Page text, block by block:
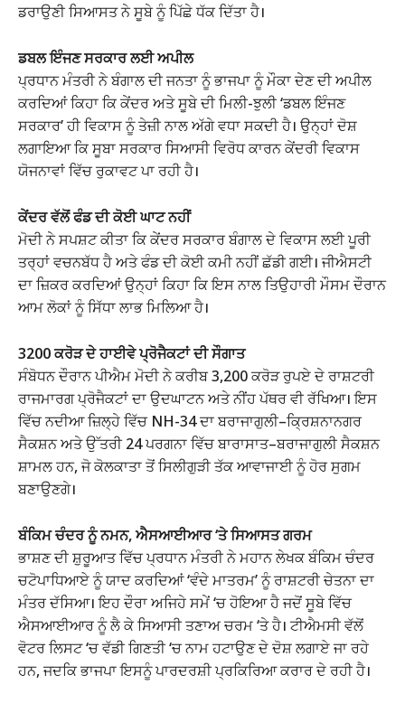
ਡਰਾਉਣੀ ਸਿਆਸਤ ਨੇ ਸੂਬੇ ਨੂੰ ਪਿੱਛੇ ਧੱਕ ਦਿੱਤਾ ਹੈ।
ਡਬਲ ਇੰਜਣ ਸਰਕਾਰ ਲਈ ਅਪੀਲ
ਪ੍ਰਧਾਨ ਮੰਤਰੀ ਨੇ ਬੰਗਾਲ ਦੀ ਜਨਤਾ ਨੂੰ ਭਾਜਪਾ ਨੂੰ ਮੌਕਾ ਦੇਣ ਦੀ ਅਪੀਲ
ਕਰਦਿਆਂ ਕਿਹਾ ਕਿ ਕੇਂਦਰ ਅਤੇ ਸੂਬੇ ਦੀ ਮਿਲੀ-ਝੁਲੀ ‘ਡਬਲ ਇੰਜਣ
ਸਰਕਾਰ’ ਹੀ ਵਿਕਾਸ ਨੂੰ ਤੇਜ਼ੀ ਨਾਲ ਅੱਗੇ ਵਧਾ ਸਕਦੀ ਹੈ। ਉਨ੍ਹਾਂ ਦੋਸ਼
ਲਗਾਇਆ ਕਿ ਸੂਬਾ ਸਰਕਾਰ ਸਿਆਸੀ ਵਿਰੋਧ ਕਾਰਨ ਕੇਂਦਰੀ ਵਿਕਾਸ
ਯੋਜਨਾਵਾਂ ਵਿੱਚ ਰੁਕਾਵਟ ਪਾ ਰਹੀ ਹੈ।
ਕੇਂਦਰ ਵੱਲੋਂ ਫੰਡ ਦੀ ਕੋਈ ਘਾਟ ਨਹੀਂ
ਮੋਦੀ ਨੇ ਸਪਸ਼ਟ ਕੀਤਾ ਕਿ ਕੇਂਦਰ ਸਰਕਾਰ ਬੰਗਾਲ ਦੇ ਵਿਕਾਸ ਲਈ ਪੂਰੀ
ਤਰ੍ਹਾਂ ਵਚਨਬੱਧ ਹੈ ਅਤੇ ਫੰਡ ਦੀ ਕੋਈ ਕਮੀ ਨਹੀਂ ਛੱਡੀ ਗਈ। ਜੀਐਸਟੀ
ਦਾ ਜ਼ਿਕਰ ਕਰਦਿਆਂ ਉਨ੍ਹਾਂ ਕਿਹਾ ਕਿ ਇਸ ਨਾਲ ਤਿਉਹਾਰੀ ਮੌਸਮ ਦੌਰਾਨ
ਆਮ ਲੋਕਾਂ ਨੂੰ ਸਿੱਧਾ ਲਾਭ ਮਿਲਿਆ ਹੈ।
3200 ਕਰੋੜ ਦੇ ਹਾਈਵੇ ਪ੍ਰੋਜੈਕਟਾਂ ਦੀ ਸੌਗਾਤ
ਸੰਬੋਧਨ ਦੌਰਾਨ ਪੀਐਮ ਮੋਦੀ ਨੇ ਕਰੀਬ 3,200 ਕਰੋੜ ਰੁਪਏ ਦੇ ਰਾਸ਼ਟਰੀ
ਰਾਜਮਾਰਗ ਪ੍ਰੋਜੈਕਟਾਂ ਦਾ ਉਦਘਾਟਨ ਅਤੇ ਨੀਂਹ ਪੱਥਰ ਵੀ ਰੱਖਿਆ। ਇਸ
ਵਿੱਚ ਨਦੀਆ ਜ਼ਿਲ੍ਹੇ ਵਿੱਚ NH-34 ਦਾ ਬਰਾਜਾਗੁਲੀ–ਕ੍ਰਿਸ਼ਨਾਨਗਰ
ਸੈਕਸ਼ਨ ਅਤੇ ਉੱਤਰੀ 24 ਪਰਗਨਾ ਵਿੱਚ ਬਾਰਾਸਾਤ–ਬਰਾਜਾਗੁਲੀ ਸੈਕਸ਼ਨ
ਸ਼ਾਮਲ ਹਨ, ਜੋ ਕੋਲਕਾਤਾ ਤੋਂ ਸਿਲੀਗੁੜੀ ਤੱਕ ਆਵਾਜਾਈ ਨੂੰ ਹੋਰ ਸੁਗਮ
ਬਣਾਉਣਗੇ।
ਬੰਕਿਮ ਚੰਦਰ ਨੂੰ ਨਮਨ, ਐਸਆਈਆਰ ‘ਤੇ ਸਿਆਸਤ ਗਰਮ
ਭਾਸ਼ਣ ਦੀ ਸ਼ੁਰੂਆਤ ਵਿੱਚ ਪ੍ਰਧਾਨ ਮੰਤਰੀ ਨੇ ਮਹਾਨ ਲੇਖਕ ਬੰਕਿਮ ਚੰਦਰ
ਚਟੋਪਾਧਿਆਏ ਨੂੰ ਯਾਦ ਕਰਦਿਆਂ ‘ਵੰਦੇ ਮਾਤਰਮ’ ਨੂੰ ਰਾਸ਼ਟਰੀ ਚੇਤਨਾ ਦਾ
ਮੰਤਰ ਦੱਸਿਆ। ਇਹ ਦੌਰਾ ਅਜਿਹੇ ਸਮੇਂ ‘ਚ ਹੋਇਆ ਹੈ ਜਦੋਂ ਸੂਬੇ ਵਿੱਚ
ਐਸਆਈਆਰ ਨੂੰ ਲੈ ਕੇ ਸਿਆਸੀ ਤਣਾਅ ਚਰਮ ‘ਤੇ ਹੈ। ਟੀਐਮਸੀ ਵੱਲੋਂ
ਵੋਟਰ ਲਿਸਟ ‘ਚ ਵੱਡੀ ਗਿਣਤੀ ‘ਚ ਨਾਮ ਹਟਾਉਣ ਦੇ ਦੋਸ਼ ਲਗਾਏ ਜਾ ਰਹੇ
ਹਨ, ਜਦਕਿ ਭਾਜਪਾ ਇਸਨੂੰ ਪਾਰਦਰਸ਼ੀ ਪ੍ਰਕਿਰਿਆ ਕਰਾਰ ਦੇ ਰਹੀ ਹੈ।